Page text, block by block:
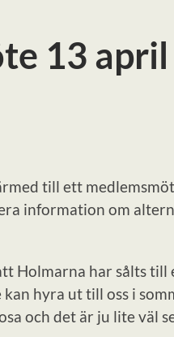
13
till ett
information om
Holmarna har sålts till
hyra ut till oss i
och det är ju lite väl